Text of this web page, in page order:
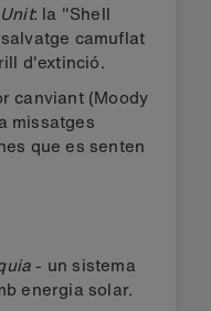
: la "Shell
camuflat
d'extinció.
canviant (Moody
missatges
que es senten
- un sistema
energia solar.